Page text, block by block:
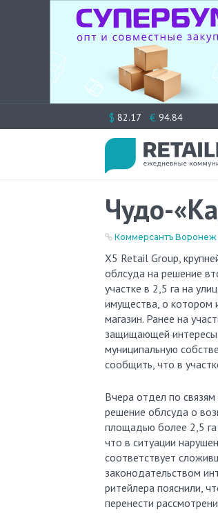
к
$ 82.17 € 94.84
Чудо-
Коммерсантъ Воронеж
X5 Retail Group, крупнейший отечественный ритейлер, подал надзорную жалобу в президиум Воронежского
облсуда на решение
участке в 2,5 га на
имущества, о котором
магазин. Ранее на
защищающей интересы
муниципальную
сообщить, что в
Вчера отдел по
решение облсуда о
площадью более 2,5 га
что в ситуации
соответствует
законодательством
ритейлера пояснили,
перенести